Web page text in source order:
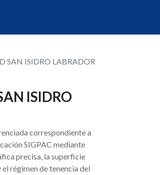
SAN ISIDRO LABRADOR
ISIDRO
correspondiente a
SIGPAC mediante
precisa, la superficie
régimen de tenencia del